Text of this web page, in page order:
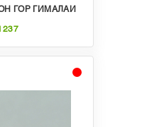
ГОР ГИМАЛАИ